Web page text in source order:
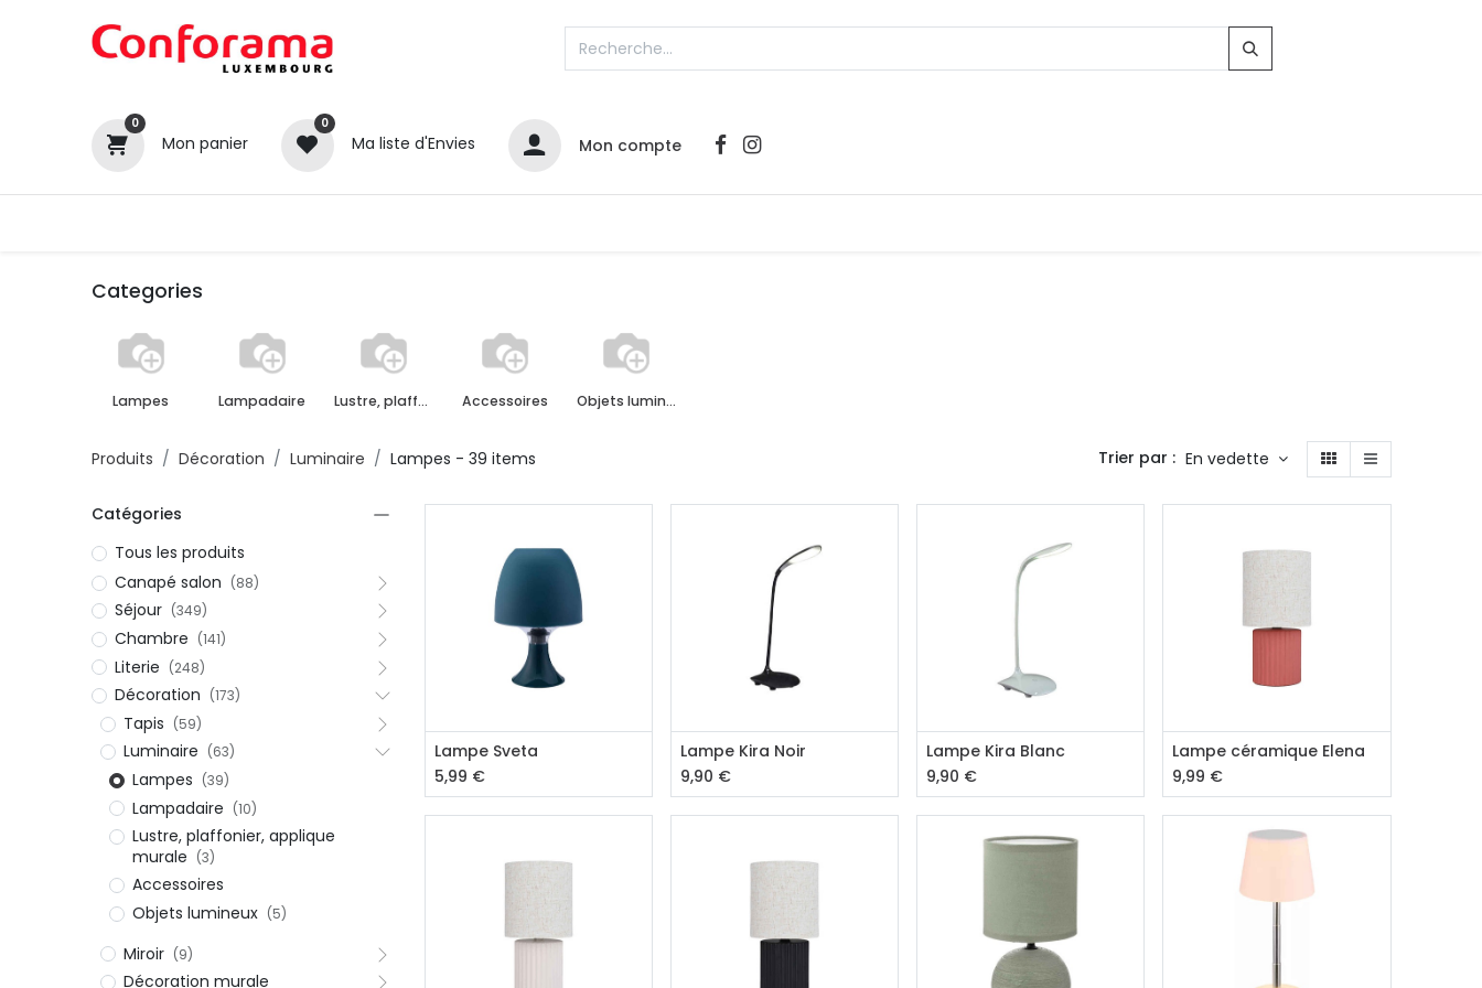
0
Mon panier
0
Ma liste d'Envies Mon compte
Categories
Lampes Lampadaire Lustre, plaffonier, applique murale Accessoires Objets lumineux
Produits Décoration Luminaire Lampes - 39 items Trier par : En vedette
Catégories
Tous les produits
Canapé salon (88)
Séjour (349)
Chambre (141)
Literie (248)
Décoration (173)
Tapis (59)
Luminaire (63)
Lampes (39)
Lampadaire (10)
Lustre, plaffonier, applique
murale (3)
Accessoires
Objets lumineux (5)
Miroir (9)
Décoration murale
Ajouter au panier
Lampe Sveta
5,99 €
Ajouter au panier
Lampe Kira Noir
9,90 €
Ajouter au panier
Lampe Kira Blanc
9,90 €
Ajouter au panier
Lampe céramique Elena
9,99 €